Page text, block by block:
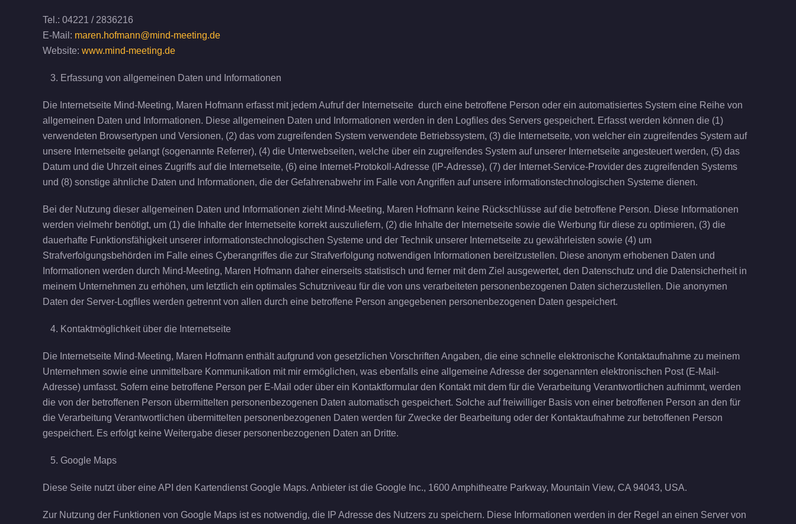
Tel.: 04221 / 2836216
E-Mail: maren.hofmann@mind-meeting.de
Website: www.mind-meeting.de
Erfassung von allgemeinen Daten und Informationen
Die Internetseite Mind-Meeting, Maren Hofmann erfasst mit jedem Aufruf der Internetseite durch eine betroffene Person oder ein automatisiertes System eine Reihe von
allgemeinen Daten und Informationen. Diese allgemeinen Daten und Informationen werden in den Logfiles des Servers gespeichert. Erfasst werden können die (1)
verwendeten Browsertypen und Versionen, (2) das vom zugreifenden System verwendete Betriebssystem, (3) die Internetseite, von welcher ein zugreifendes System auf
unsere Internetseite gelangt (sogenannte Referrer), (4) die Unterwebseiten, welche über ein zugreifendes System auf unserer Internetseite angesteuert werden, (5) das
Datum und die Uhrzeit eines Zugriffs auf die Internetseite, (6) eine Internet-Protokoll-Adresse (IP-Adresse), (7) der Internet-Service-Provider des zugreifenden Systems
und (8) sonstige ähnliche Daten und Informationen, die der Gefahrenabwehr im Falle von Angriffen auf unsere informationstechnologischen Systeme dienen.
Bei der Nutzung dieser allgemeinen Daten und Informationen zieht Mind-Meeting, Maren Hofmann keine Rückschlüsse auf die betroffene Person. Diese Informationen
werden vielmehr benötigt, um (1) die Inhalte der Internetseite korrekt auszuliefern, (2) die Inhalte der Internetseite sowie die Werbung für diese zu optimieren, (3) die
dauerhafte Funktionsfähigkeit unserer informationstechnologischen Systeme und der Technik unserer Internetseite zu gewährleisten sowie (4) um
Strafverfolgungsbehörden im Falle eines Cyberangriffes die zur Strafverfolgung notwendigen Informationen bereitzustellen. Diese anonym erhobenen Daten und
Informationen werden durch Mind-Meeting, Maren Hofmann daher einerseits statistisch und ferner mit dem Ziel ausgewertet, den Datenschutz und die Datensicherheit in
meinem Unternehmen zu erhöhen, um letztlich ein optimales Schutzniveau für die von uns verarbeiteten personenbezogenen Daten sicherzustellen. Die anonymen
Daten der Server-Logfiles werden getrennt von allen durch eine betroffene Person angegebenen personenbezogenen Daten gespeichert.
Kontaktmöglichkeit über die Internetseite
Die Internetseite Mind-Meeting, Maren Hofmann enthält aufgrund von gesetzlichen Vorschriften Angaben, die eine schnelle elektronische Kontaktaufnahme zu meinem
Unternehmen sowie eine unmittelbare Kommunikation mit mir ermöglichen, was ebenfalls eine allgemeine Adresse der sogenannten elektronischen Post (E-Mail-
Adresse) umfasst. Sofern eine betroffene Person per E-Mail oder über ein Kontaktformular den Kontakt mit dem für die Verarbeitung Verantwortlichen aufnimmt, werden
die von der betroffenen Person übermittelten personenbezogenen Daten automatisch gespeichert. Solche auf freiwilliger Basis von einer betroffenen Person an den für
die Verarbeitung Verantwortlichen übermittelten personenbezogenen Daten werden für Zwecke der Bearbeitung oder der Kontaktaufnahme zur betroffenen Person
gespeichert. Es erfolgt keine Weitergabe dieser personenbezogenen Daten an Dritte.
Google Maps
Diese Seite nutzt über eine API den Kartendienst Google Maps. Anbieter ist die Google Inc., 1600 Amphitheatre Parkway, Mountain View, CA 94043, USA.
Zur Nutzung der Funktionen von Google Maps ist es notwendig, die IP Adresse des Nutzers zu speichern. Diese Informationen werden in der Regel an einen Server von